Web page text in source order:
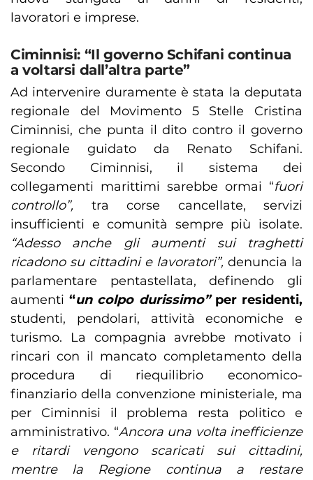
lavoratori e imprese.
Ciminnisi: “Il governo Schifani continua
a voltarsi dall’altra parte”
Ad intervenire duramente è stata la deputata
regionale del Movimento 5 Stelle Cristina
Ciminnisi, che punta il dito contro il governo
regionale guidato da Renato Schifani.
Secondo Ciminnisi, il sistema dei
collegamenti marittimi sarebbe ormai “fuori
controllo”, tra corse cancellate, servizi
insufficienti e comunità sempre più isolate.
“Adesso anche gli aumenti sui traghetti
ricadono su cittadini e lavoratori”, denuncia la
parlamentare pentastellata, definendo gli
aumenti“un colpo durissimo” per residenti,
studenti, pendolari, attività economiche e
turismo. La compagnia avrebbe motivato i
rincari con il mancato completamento della
procedura di riequilibrio economico-
finanziario della convenzione ministeriale, ma
per Ciminnisi il problema resta politico e
amministrativo. “Ancora una volta inefficienze
e ritardi vengono scaricati sui cittadini,
mentre la Regione continua a restare